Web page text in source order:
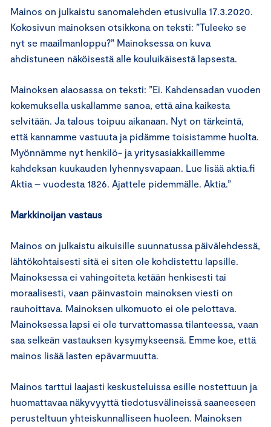
Mainos on julkaistu sanomalehden etusivulla 17.3.2020.
Kokosivun mainoksen otsikkona on teksti: ”Tuleeko se
nyt se maailmanloppu?” Mainoksessa on kuva
ahdistuneen näköisestä alle kouluikäisestä lapsesta.
Mainoksen alaosassa on teksti: ”Ei. Kahdensadan vuoden
kokemuksella uskallamme sanoa, että aina kaikesta
selvitään. Ja talous toipuu aikanaan. Nyt on tärkeintä,
että kannamme vastuuta ja pidämme toisistamme huolta.
Myönnämme nyt henkilö- ja yritysasiakkaillemme
kahdeksan kuukauden lyhennysvapaan. Lue lisää aktia.fi
Aktia – vuodesta 1826. Ajattele pidemmälle. Aktia.”
Markkinoijan vastaus
Mainos on julkaistu aikuisille suunnatussa päivälehdessä,
lähtökohtaisesti sitä ei siten ole kohdistettu lapsille.
Mainoksessa ei vahingoiteta ketään henkisesti tai
moraalisesti, vaan päinvastoin mainoksen viesti on
rauhoittava. Mainoksen ulkomuoto ei ole pelottava.
Mainoksessa lapsi ei ole turvattomassa tilanteessa, vaan
saa selkeän vastauksen kysymykseensä. Emme koe, että
mainos lisää lasten epävarmuutta.
Mainos tarttui laajasti keskusteluissa esille nostettuun ja
huomattavaa näkyvyyttä tiedotusvälineissä saaneeseen
perusteltuun yhteiskunnalliseen huoleen. Mainoksen